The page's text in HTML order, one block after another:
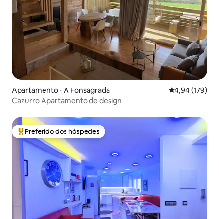
Apartamento ⋅ A Fonsagrada 4,94 de uma
4,94 (179)
Cazurro Apartamento de design
Entre os melhores preferidos dos hóspedes
Preferido dos hóspedes